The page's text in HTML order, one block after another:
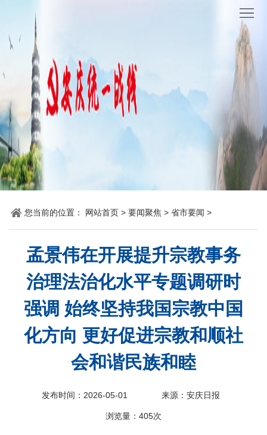
站
要
焦
时
讯
地
动
态
机
关
党
他
山
理
您当前的位置： 网站首页 > 要闻聚焦 > 省市要闻 >
孟景伟在开展提升宗教事务
治理法治化水平专题调研时
强调 始终坚持我国宗教中国
化方向 更好促进宗教和顺社
会和谐民族和睦
发布时间：2026-05-01 来源：安庆日报
浏览量： 405次